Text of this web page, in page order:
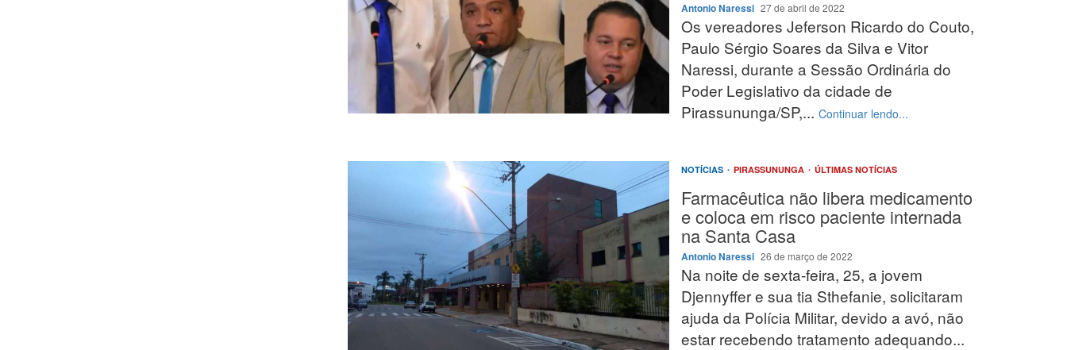
Antonio Naressi 27 de abril de 2022
Os vereadores Jeferson Ricardo do Couto,
Paulo Sérgio Soares da Silva e Vitor
Naressi, durante a Sessão Ordinária do
Poder Legislativo da cidade de
Pirassununga/SP,... Continuar lendo...
NOTÍCIAS PIRASSUNUNGA ÚLTIMAS NOTÍCIAS
Farmacêutica não libera medicamento
e coloca em risco paciente internada
na Santa Casa
Antonio Naressi 26 de março de 2022
Na noite de sexta-feira, 25, a jovem
Djennyffer e sua tia Sthefanie, solicitaram
ajuda da Polícia Militar, devido a avó, não
estar recebendo tratamento adequando...